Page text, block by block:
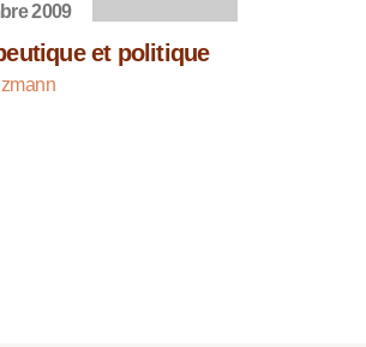
2009
et politique